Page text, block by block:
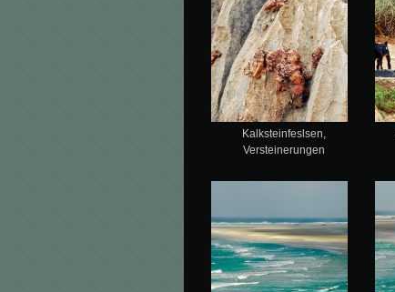
Kalksteinfeslsen,
Versteinerungen